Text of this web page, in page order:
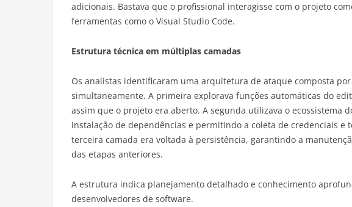
adicionais. Bastava que o profissional interagisse com o projeto
ferramentas como o Visual Studio Code.
Estrutura técnica em múltiplas camadas
Os analistas identificaram uma arquitetura de ataque composta
simultaneamente. A primeira explorava funções automáticas do
assim que o projeto era aberto. A segunda utilizava o ecossistema
instalação de dependências e permitindo a coleta de credenciais e
terceira camada era voltada à persistência, garantindo a
das etapas anteriores.
A estrutura indica planejamento detalhado e conhecimento
desenvolvedores de software.